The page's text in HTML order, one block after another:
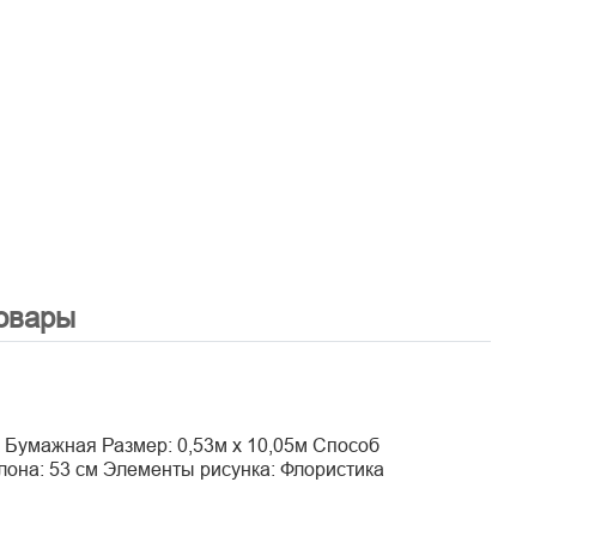
Размер: 0,53м x 10,05м Способ
53 см Элементы рисунка: Флористика